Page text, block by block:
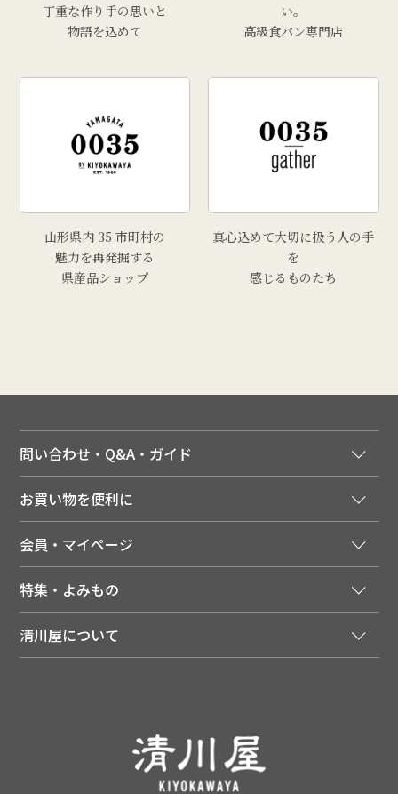
丁重な作り手の思いと
物語を込めて
い。
高級食パン専門店
山形県内 35 市町村の
魅力を再発掘する
県産品ショップ
真心込めて大切に扱う人の手
を
感じるものたち
問い合わせ・Q&A・ガイド
ご利用ガイド
領収書について
送料について
配達日について
返品について
よくあるご質問（FAQ）
あんしんの品質保証について（産直品）
お買い物を便利に
季節のカタログを無料でお届け
店舗・ECポイント共通アプリ
LINEお友だち登録
会員・マイページ
会員特典について
注文履歴
特集・よみもの
メディア掲載商品
清川屋のレビューを見る
清川屋について